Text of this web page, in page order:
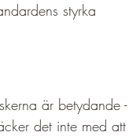
styrka
är betydande -
det inte med att